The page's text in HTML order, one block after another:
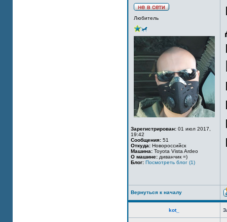
Любитель
Зарегистрирован: 01 июл 2017,
19:42
Сообщения: 51
Откуда: Новороссийск
Машина: Toyota Vista Ardeo
О машине: диванчик =)
Блог: Посмотреть блог (1)
Вернуться к началу
kot_